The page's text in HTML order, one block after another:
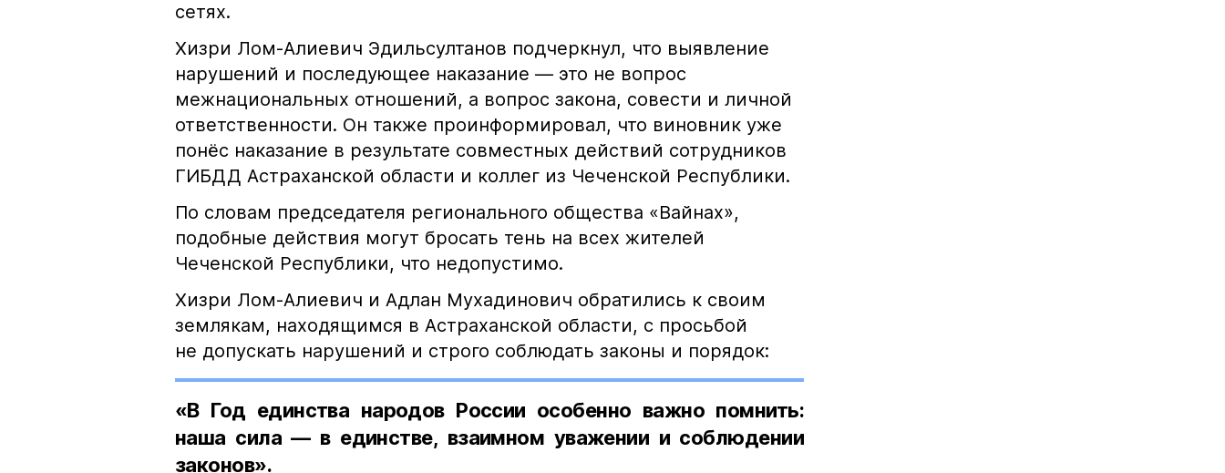
сетях.
Хизри Лом-Алиевич Эдильсултанов подчеркнул, что выявление
нарушений и последующее наказание — это не вопрос
межнациональных отношений, а вопрос закона, совести и личной
ответственности. Он также проинформировал, что виновник уже
понёс наказание в результате совместных действий сотрудников
ГИБДД Астраханской области и коллег из Чеченской Республики.
По словам председателя регионального общества «Вайнах»,
подобные действия могут бросать тень на всех жителей
Чеченской Республики, что недопустимо.
Хизри Лом-Алиевич и Адлан Мухадинович обратились к своим
землякам, находящимся в Астраханской области, с просьбой
не допускать нарушений и строго соблюдать законы и порядок:
«В Год единства народов России особенно важно помнить:
наша сила — в единстве, взаимном уважении и соблюдении
законов».